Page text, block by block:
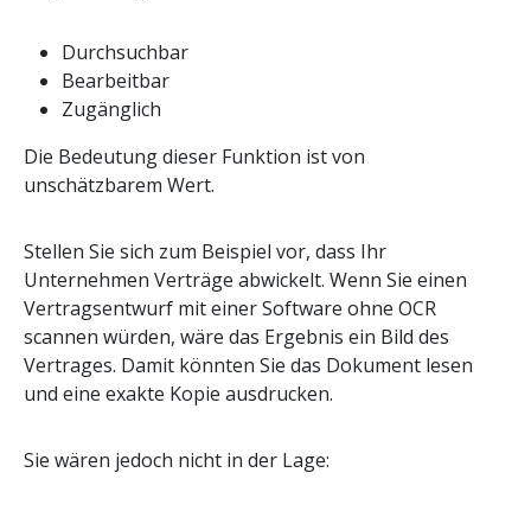
Durchsuchbar
Bearbeitbar
Zugänglich
Die Bedeutung dieser Funktion ist von
unschätzbarem Wert.
Stellen Sie sich zum Beispiel vor, dass Ihr
Unternehmen Verträge abwickelt. Wenn Sie einen
Vertragsentwurf mit einer Software ohne OCR
scannen würden, wäre das Ergebnis ein Bild des
Vertrages. Damit könnten Sie das Dokument lesen
und eine exakte Kopie ausdrucken.
Sie wären jedoch nicht in der Lage: